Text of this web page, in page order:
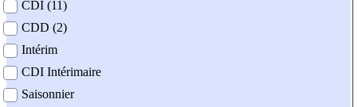
contrat
CDI (11)
CDD (2)
Intérim
CDI Intérimaire
Saisonnier